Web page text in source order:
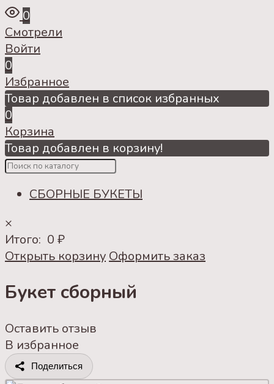
0
Смотрели
Войти
0
Избранное
Товар добавлен в список избранных
0
Корзина
Товар добавлен в корзину!
СБОРНЫЕ БУКЕТЫ
×
Итого: 0 ₽
Открыть корзину Оформить заказ
Букет сборный
Оставить отзыв
В избранное
Поделиться